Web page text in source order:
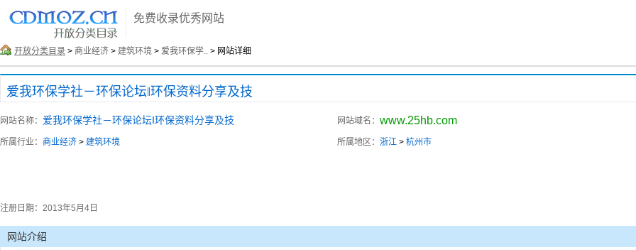
免费收录优秀网站
开放分类目录 > 商业经济 > 建筑环境 > 爱我环保学.. > 网站详细
爱我环保学社－环保论坛‖环保资料分享及技
网站名称： 爱我环保学社－环保论坛‖环保资料分享及技 网站域名： www.25hb.com
所属行业： 商业经济 > 建筑环境 所属地区： 浙江 > 杭州市
注册日期： 2013年5月4日
网站介绍